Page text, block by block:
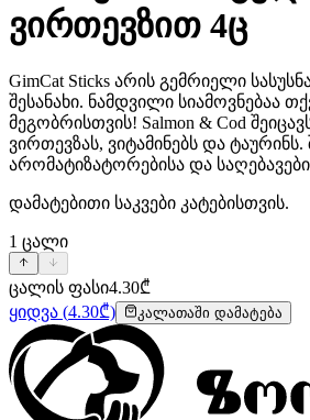
ვირთევზით 4ც
GimCat Sticks არის გემრიელი
შესანახი. ნამდვილი სიამოვნებაა
მეგობრისთვის! Salmon & Cod
ვირთევზას, ვიტამინებს და
არომატიზატორებისა და
დამატებითი საკვები კატებისთვის.
1 ცალი
ცალის ფასი4.30₾
ყიდვა (4.30₾) კალათაში დამატება